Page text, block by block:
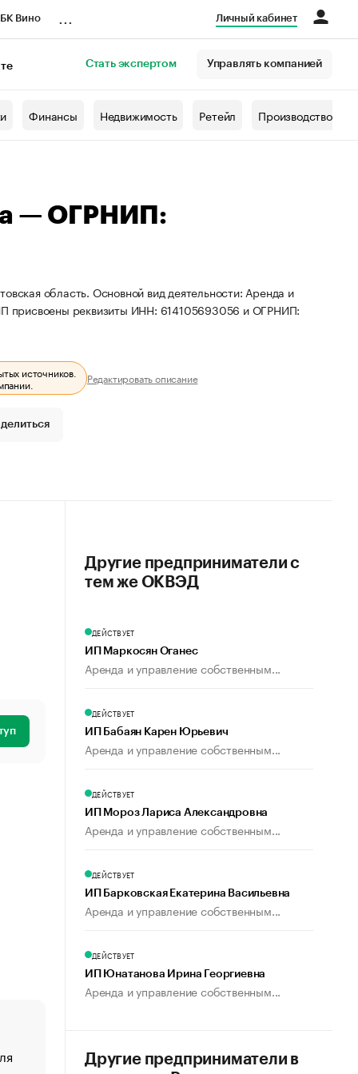
Вино Личный кабинет
Стать экспертом Управлять компанией
Финансы Недвижимость Ретейл Производство
— ОГРНИП:
область. Основной вид деятельности: Аренда и
присвоены реквизиты ИНН: 614105693056 и ОГРНИП:
источников.
Редактировать описание
«От спорта тело стареет иначе». Как живет глава
Другие предприниматели с
тем же ОКВЭД
ДЕЙСТВУЕТ
ИП Маркосян Оганес
Аренда и управление собственным...
ДЕЙСТВУЕТ
ИП Бабаян Карен Юрьевич
Аренда и управление собственным...
ДЕЙСТВУЕТ
ИП Мороз Лариса Александровна
Аренда и управление собственным...
ДЕЙСТВУЕТ
ИП Барковская Екатерина Васильевна
Аренда и управление собственным...
ДЕЙСТВУЕТ
ИП Юнатанова Ирина Георгиевна
Аренда и управление собственным...
Другие предприниматели в